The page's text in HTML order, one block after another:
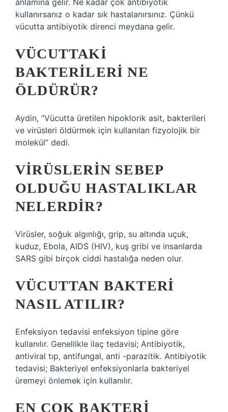
anlamına gelir. Ne kadar çok antibiyotik
kullanırsanız o kadar sık ​​hastalanırsınız. Çünkü
vücutta antibiyotik direnci meydana gelir.
VÜCUTTAKI
BAKTERILERI NE
ÖLDÜRÜR?
Aydin, “Vücutta üretilen hipoklorik asit, bakterileri
ve virüsleri öldürmek için kullanılan fizyolojik bir
molekül” dedi.
VIRÜSLERIN SEBEP
OLDUĞU HASTALIKLAR
NELERDIR?
Virüsler, soğuk algınlığı, grip, su altında uçuk,
kuduz, Ebola, AIDS (HIV), kuş gribi ve insanlarda
SARS gibi birçok ciddi hastalığa neden olur.
VÜCUTTAN BAKTERI
NASIL ATILIR?
Enfeksiyon tedavisi enfeksiyon tipine göre
kullanılır. Genellikle ilaç tedavisi; Antibiyotik,
antiviral tıp, antifungal, anti -parazitik. Antibiyotik
tedavisi; Bakteriyel enfeksiyonlarla bakteriyel
üremeyi önlemek için kullanılır.
EN ÇOK BAKTERI